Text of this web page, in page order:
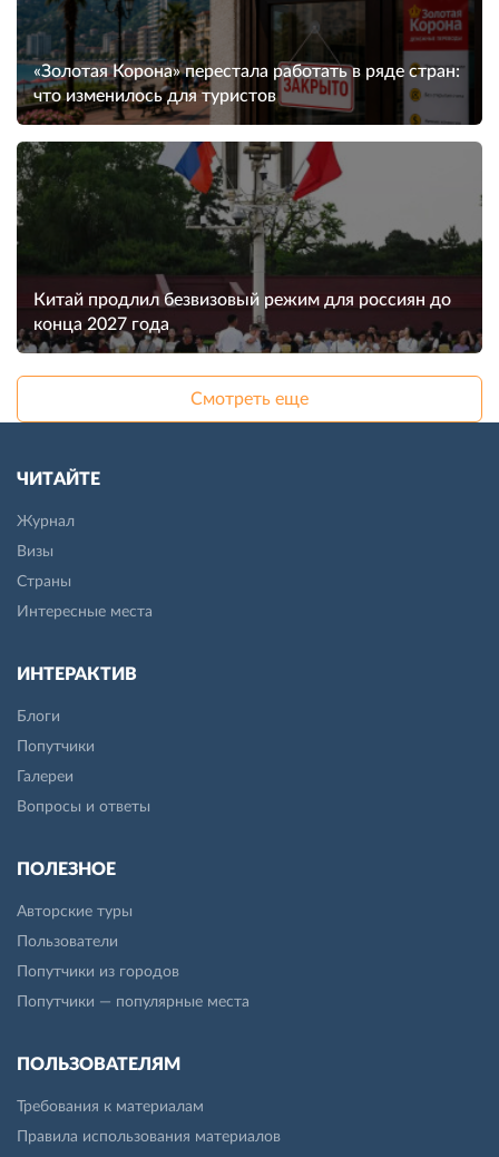
«Золотая Корона» перестала работать в ряде стран:
что изменилось для туристов
Китай продлил безвизовый режим для россиян до
конца 2027 года
Смотреть еще
ЧИТАЙТЕ
Журнал
Визы
Страны
Интересные места
ИНТЕРАКТИВ
Блоги
Попутчики
Галереи
Вопросы и ответы
ПОЛЕЗНОЕ
Авторские туры
Пользователи
Попутчики из городов
Попутчики — популярные места
ПОЛЬЗОВАТЕЛЯМ
Требования к материалам
Правила использования материалов